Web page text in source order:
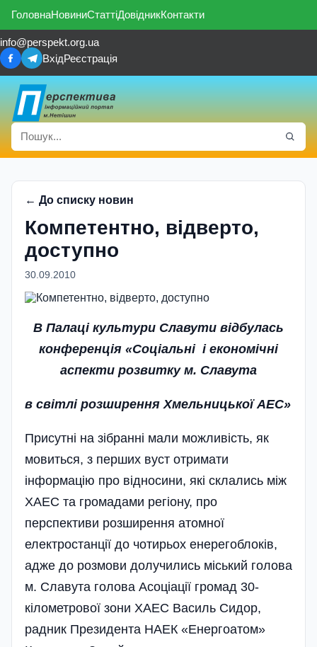
ГоловнаНовиниСтаттіДовідникКонтакти
info@perspekt.org.ua
ВхідРеєстрація
← До списку новин
Компетентно, відверто,
доступно
30.09.2010
В Палаці культури Славути відбулась
конференція «Соціальні і економічні
аспекти розвитку м. Славута
в світлі розширення Хмельницької АЕС»
Присутні на зібранні мали можливість, як
мовиться, з перших вуст отримати
інформацію про відносини, які склались між
ХАЕС та громадами регіону, про
перспективи розширення атомної
електростанції до чотирьох енерегоблоків,
адже до розмови долучились міський голова
м. Славута голова Асоціації громад 30-
кілометрової зони ХАЕС Василь Сидор,
радник Президента НАЕК «Енергоатом»